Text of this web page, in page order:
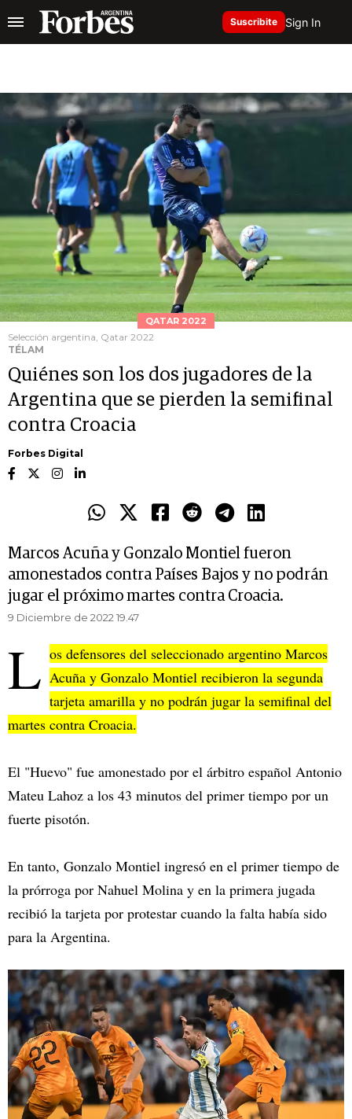
Suscribite Sign In
QATAR 2022
Selección argentina, Qatar 2022
TÉLAM
Quiénes son los dos jugadores de la
Argentina que se pierden la semifinal
contra Croacia
Forbes Digital
Marcos Acuña y Gonzalo Montiel fueron
amonestados contra Países Bajos y no podrán
jugar el próximo martes contra Croacia.
9 Diciembre de 2022 19.47
L os defensores del seleccionado argentino Marcos
Acuña y Gonzalo Montiel recibieron la segunda
tarjeta amarilla y no podrán jugar la semifinal del
martes contra Croacia.
El "Huevo" fue amonestado por el árbitro español Antonio
Mateu Lahoz a los 43 minutos del primer tiempo por un
fuerte pisotón.
En tanto, Gonzalo Montiel ingresó en el primer tiempo de
la prórroga por Nahuel Molina y en la primera jugada
recibió la tarjeta por protestar cuando la falta había sido
para la Argentina.